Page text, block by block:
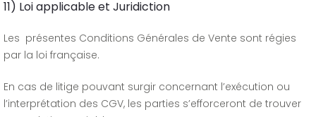
11) Loi applicable et Juridiction
Les présentes Conditions Générales de Vente sont régies
par la loi française.
En cas de litige pouvant surgir concernant l’exécution ou
l’interprétation des CGV, les parties s’efforceront de trouver